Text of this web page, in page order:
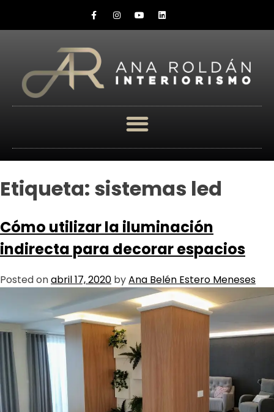
Etiqueta: sistemas led
Cómo utilizar la iluminación
indirecta para decorar espacios
Posted onabril 17, 2020 byAna Belén Estero Meneses